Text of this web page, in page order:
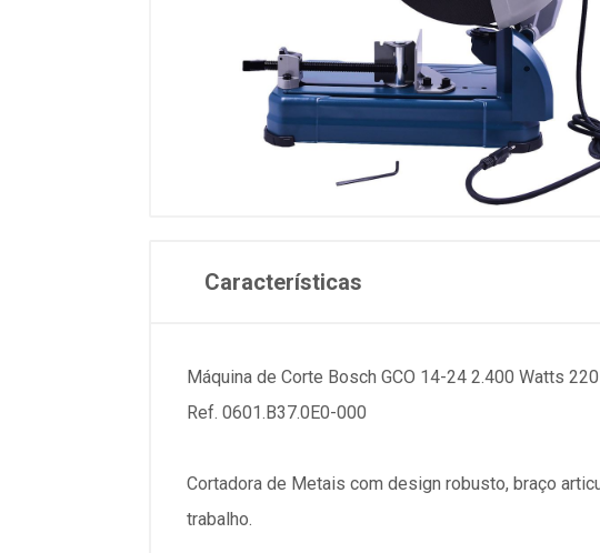
Características
Máquina de Corte Bosch GCO 14-24 2.400 Watts
Ref. 0601.B37.0E0-000
Cortadora de Metais com design robusto, braço
trabalho.